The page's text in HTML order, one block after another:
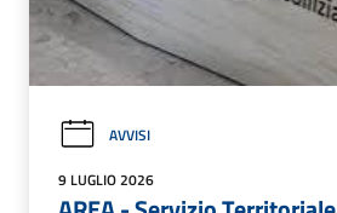
AVVISI
9 LUGLIO 2026